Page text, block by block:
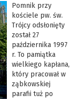
Pomnik przy
kościele pw. św.
Trójcy odsłonięty
został 27
października 1997
r. To pamiątka
wielkiego kapłana,
który pracował w
ząbkowskiej
parafii tuż po